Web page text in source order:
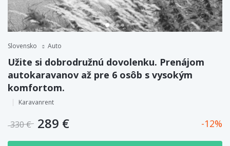
Slovensko Auto
Užite si dobrodružnú dovolenku. Prenájom
autokaravanov až pre 6 osôb s vysokým
komfortom.
Karavanrent
330 € 289 € 12